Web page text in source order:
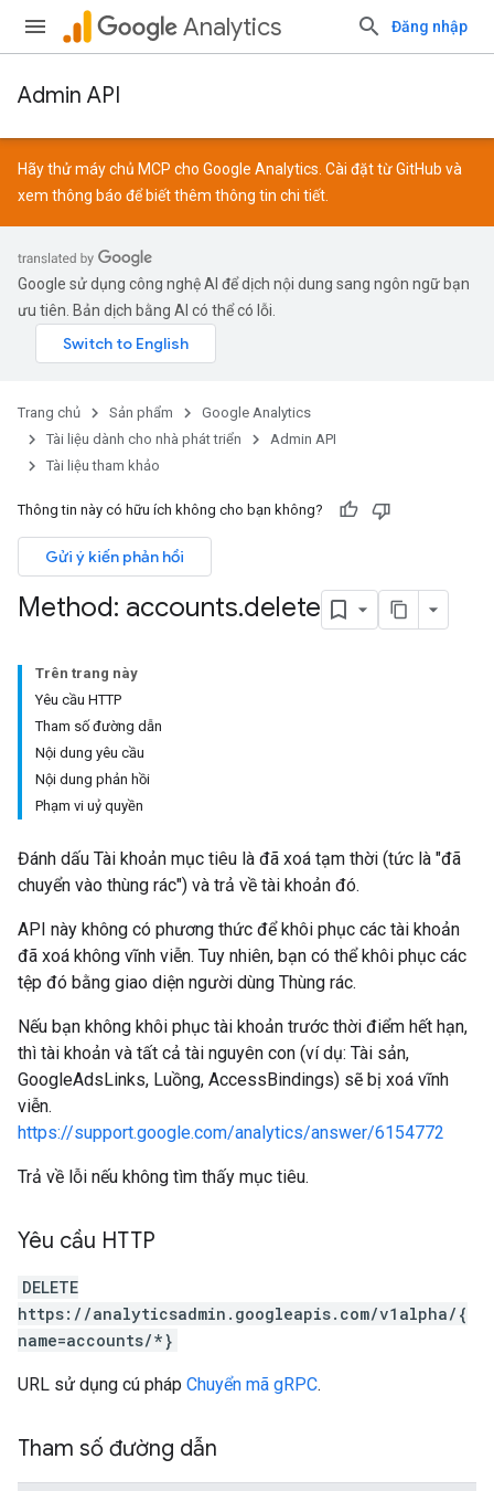
Analytics Đăng nhập
Admin API
Hãy thử máy chủ MCP cho Google Analytics. Cài đặt từGitHub và
xem thông báo để biết thêm thông tin chi tiết.
Google sử dụng công nghệ AI để dịch nội dung sang ngôn ngữ bạn
ưu tiên. Bản dịch bằng AI có thể có lỗi.
Trang chủ Sản phẩm
Google Analytics
Tài liệu dành cho nhà phát triển
Admin API
Tài liệu tham khảo
Thông tin này có hữu ích không cho bạn không?
Gửi ý kiến phản hồi
Method: accounts.delete
Trên trang này
Yêu cầu HTTP
Tham số đường dẫn
Nội dung yêu cầu
Nội dung phản hồi
Phạm vi uỷ quyền
Đánh dấu Tài khoản mục tiêu là đã xoá tạm thời (tức là "đã
chuyển vào thùng rác") và trả về tài khoản đó.
API này không có phương thức để khôi phục các tài khoản
đã xoá không vĩnh viễn. Tuy nhiên, bạn có thể khôi phục các
tệp đó bằng giao diện người dùng Thùng rác.
Nếu bạn không khôi phục tài khoản trước thời điểm hết hạn,
thì tài khoản và tất cả tài nguyên con (ví dụ: Tài sản,
GoogleAdsLinks, Luồng, AccessBindings) sẽ bị xoá vĩnh
viễn.
https://support.google.com/analytics/answer/6154772
Trả về lỗi nếu không tìm thấy mục tiêu.
Yêu cầu HTTP
DELETE
https://analyticsadmin.googleapis.com/v1alpha/{
name=accounts/*}
URL sử dụng cú pháp Chuyển mã gRPC.
Tham số đường dẫn